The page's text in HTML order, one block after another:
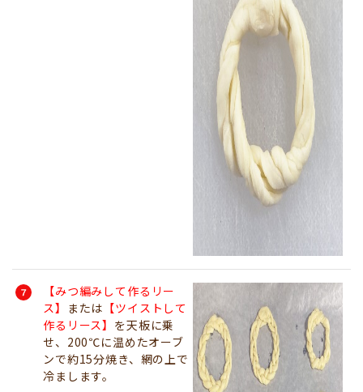
【みつ編みして作るリー
ス】 または 【ツイストして
作るリース】 を天板に乗
せ、200℃に温めたオーブ
ンで約15分焼き、網の上で
冷まします。